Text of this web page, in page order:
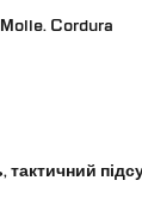
Cordura
тактичний